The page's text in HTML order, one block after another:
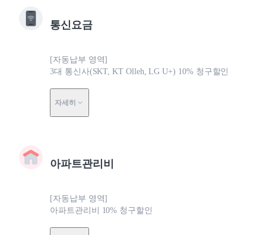
통신요금
[자동납부 영역]
3대 통신사(SKT, KT Olleh, LG U+) 10% 청구할인
자세히
아파트관리비
[자동납부 영역]
아파트관리비 10% 청구할인